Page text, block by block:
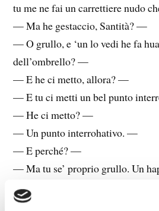
tu me ne fai un carrettiere nudo
— Ma he gestaccio, Santità? —
— O grullo, e ‘un lo vedi he fa
dell’ombrello? —
— E he ci metto, allora? —
— E tu ci metti un bel punto
— He ci metto? —
— Un punto interrohativo. —
— E perché? —
— Ma tu se’ proprio grullo. Un
interrohativo rappresenta
del mistero divino? —